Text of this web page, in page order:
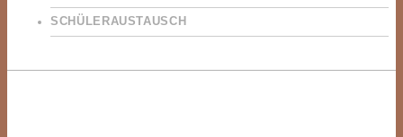
SCHÜLERAUSTAUSCH